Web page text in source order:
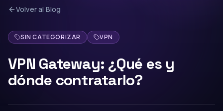
Volver al Blog
SIN CATEGORIZAR VPN
VPN Gateway: ¿Qué es y
dónde contratarlo?